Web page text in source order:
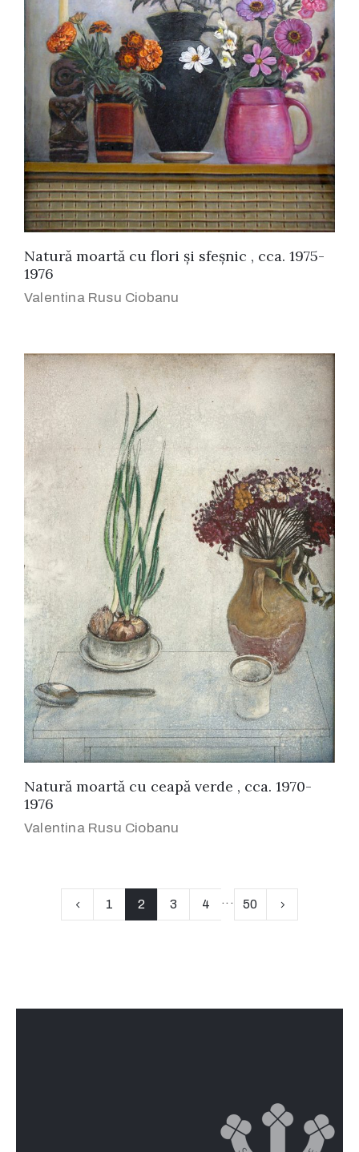
Natură moartă cu flori și sfeșnic , cca. 1975-
1976
Valentina Rusu Ciobanu
Natură moartă cu ceapă verde , cca. 1970-
1976
Valentina Rusu Ciobanu
1 2 3 4 ... 50